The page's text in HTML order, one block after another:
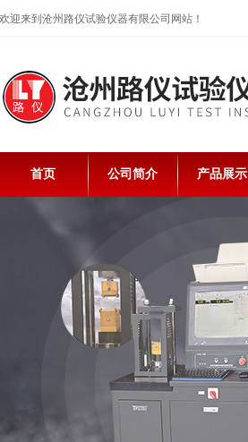
欢迎来到沧州路仪试验仪器有限公司网站！
首页 公司简介 产品展示